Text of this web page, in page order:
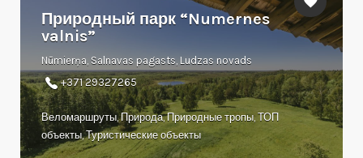
Природный парк “Numernes
valnis”
Nūmierņa, Salnavas pagasts, Ludzas novads
+371 29327265
Веломаршруты, Природа, Природные тропы, ТОП
объекты, Туристические объекты